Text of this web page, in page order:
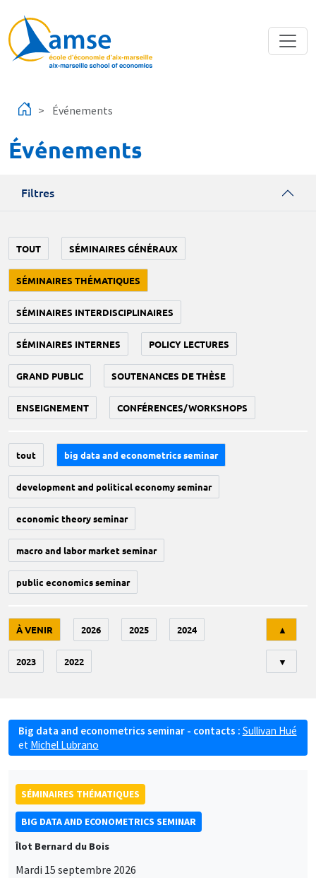
Événements
Événements
Filtres
TOUT SÉMINAIRES GÉNÉRAUX
SÉMINAIRES THÉMATIQUES
SÉMINAIRES INTERDISCIPLINAIRES
SÉMINAIRES INTERNES POLICY LECTURES
GRAND PUBLIC SOUTENANCES DE THÈSE
ENSEIGNEMENT CONFÉRENCES/WORKSHOPS
tout big data and econometrics seminar
development and political economy seminar
economic theory seminar
macro and labor market seminar
public economics seminar
À VENIR 2026 2025 2024
2023 2022
▲
▼
Big data and econometrics seminar - contacts : Sullivan Hué
et Michel Lubrano
SÉMINAIRES THÉMATIQUES
BIG DATA AND ECONOMETRICS SEMINAR
Îlot Bernard du Bois
Mardi 15 septembre 2026